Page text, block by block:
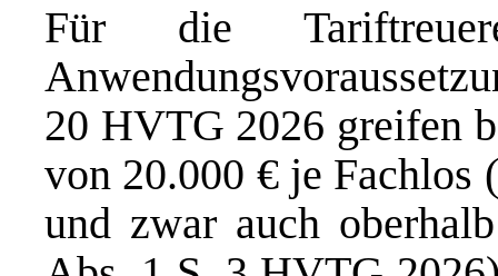
Für die
20 HVTG 2026 greifen
von 20.000 € je Fachlos
und zwar auch